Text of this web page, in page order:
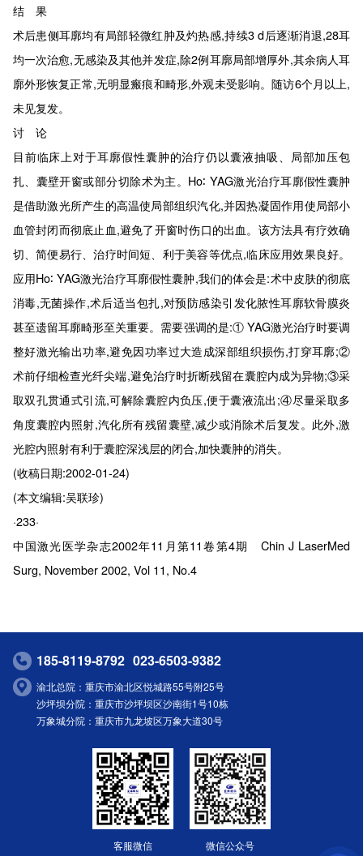
结 果
术后患侧耳廓均有局部轻微红肿及灼热感,持续3 d后逐渐消退,28耳
均一次治愈,无感染及其他并发症,除2例耳廓局部增厚外,其余病人耳
廓外形恢复正常,无明显瘢痕和畸形,外观未受影响。随访6个月以上,
未见复发。
讨 论
目前临床上对于耳廓假性囊肿的治疗仍以囊液抽吸、局部加压包
扎、囊壁开窗或部分切除术为主。Ho∶ YAG激光治疗耳廓假性囊肿
是借助激光所产生的高温使局部组织汽化,并因热凝固作用使局部小
血管封闭而彻底止血,避免了开窗时伤口的出血。该方法具有疗效确
切、简便易行、治疗时间短、利于美容等优点,临床应用效果良好。
应用Ho∶ YAG激光治疗耳廓假性囊肿,我们的体会是:术中皮肤的彻底
消毒,无菌操作,术后适当包扎,对预防感染引发化脓性耳廓软骨膜炎
甚至遗留耳廓畸形至关重要。需要强调的是:① YAG激光治疗时要调
整好激光输出功率,避免因功率过大造成深部组织损伤,打穿耳廓;②
术前仔细检查光纤尖端,避免治疗时折断残留在囊腔内成为异物;③采
取双孔贯通式引流,可解除囊腔内负压,便于囊液流出;④尽量采取多
角度囊腔内照射,汽化所有残留囊壁,减少或消除术后复发。此外,激
光腔内照射有利于囊腔深浅层的闭合,加快囊肿的消失。
(收稿日期:2002-01-24)
(本文编辑:吴联珍)
·233·
中国激光医学杂志2002年11月第11卷第4期 Chin J LaserMed
Surg, November 2002, Vol 11, No.4
185-8119-8792 023-6503-9382
渝北总院：重庆市渝北区悦城路55号附25号
沙坪坝分院：重庆市沙坪坝区沙南街1号10栋
万象城分院：重庆市九龙坡区万象大道30号
客服微信 微信公众号